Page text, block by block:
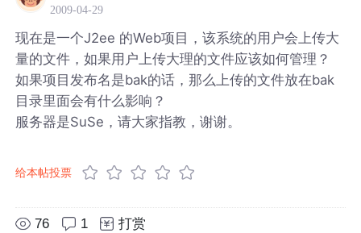
2009-04-29
现在是一个J2ee 的Web项目，该系统的用户会上传大
量的文件，如果用户上传大理的文件应该如何管理？
如果项目发布名是bak的话，那么上传的文件放在bak
目录里面会有什么影响？
服务器是SuSe，请大家指教，谢谢。
给本帖投票
76 1 打赏